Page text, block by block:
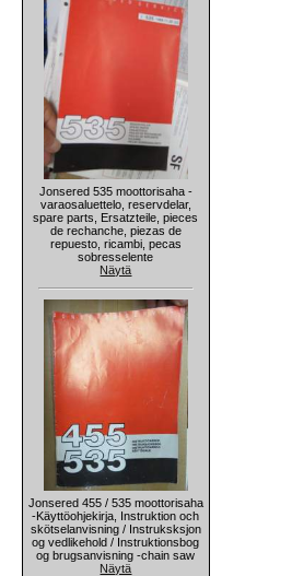
Jonsered 535 moottorisaha -
varaosaluettelo, reservdelar,
spare parts, Ersatzteile, pieces
de rechanche, piezas de
repuesto, ricambi, pecas
sobresselente
Näytä
Jonsered 455 / 535 moottorisaha
-Käyttöohjekirja, Instruktion och
skötselanvisning / Instruksksjon
og vedlikehold / Instruktionsbog
og brugsanvisning -chain saw
Näytä